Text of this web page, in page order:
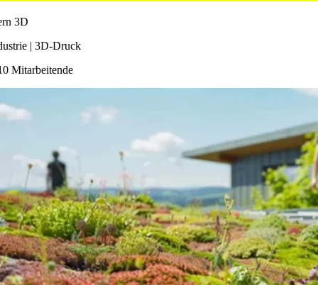
3D
| 3D-Druck
Mitarbeitende